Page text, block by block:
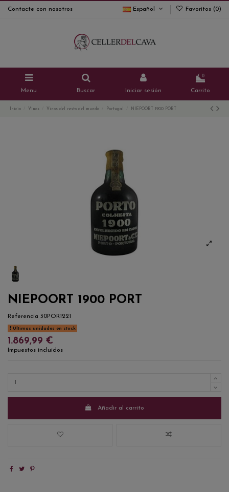
Contacte con nosotros Español Favoritos (0)
Menu Buscar Iniciar sesión
0
Carrito
Inicio Vinos Vinos del resto del mundo Portugal NIEPOORT 1900 PORT
NIEPOORT 1900 PORT
Referencia 30POR1221
Últimas unidades en stock
1.869,99 €
Impuestos incluidos
Añadir al carrito